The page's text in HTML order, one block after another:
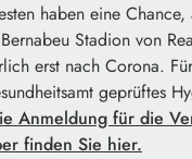
haben eine
Stadion von
erst nach Corona.
geprüftes
Anmeldung für die
finden Sie hier.